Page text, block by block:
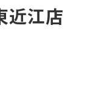
近江店